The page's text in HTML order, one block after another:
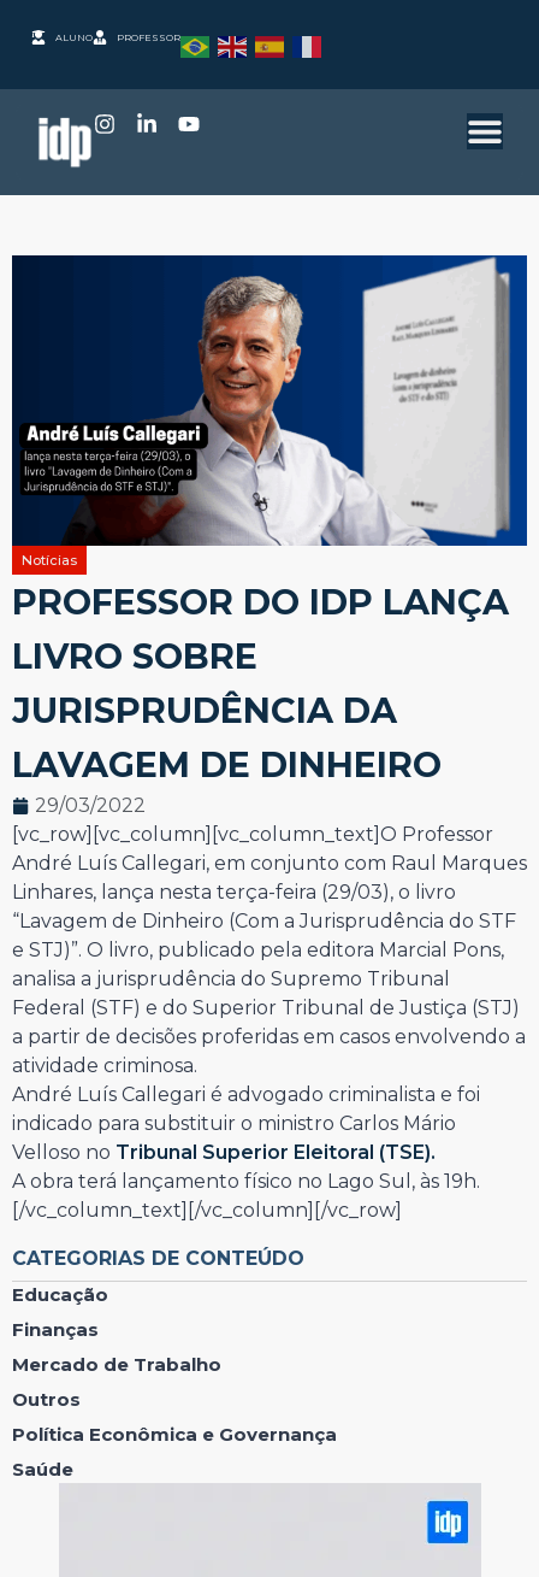
ALUNO PROFESSOR
Notícias
PROFESSOR DO IDP LANÇA
LIVRO SOBRE
JURISPRUDÊNCIA DA
LAVAGEM DE DINHEIRO
29/03/2022
[vc_row][vc_column][vc_column_text]O Professor
André Luís Callegari, em conjunto com Raul Marques
Linhares, lança nesta terça-feira (29/03), o livro
“Lavagem de Dinheiro (Com a Jurisprudência do STF
e STJ)”. O livro, publicado pela editora Marcial Pons,
analisa a jurisprudência do Supremo Tribunal
Federal (STF) e do Superior Tribunal de Justiça (STJ)
a partir de decisões proferidas em casos envolvendo a
atividade criminosa.
André Luís Callegari é advogado criminalista e foi
indicado para substituir o ministro Carlos Mário
Velloso no Tribunal Superior Eleitoral (TSE).
A obra terá lançamento físico no Lago Sul, às 19h.
[/vc_column_text][/vc_column][/vc_row]
CATEGORIAS DE CONTEÚDO
Educação
Finanças
Mercado de Trabalho
Outros
Política Econômica e Governança
Saúde